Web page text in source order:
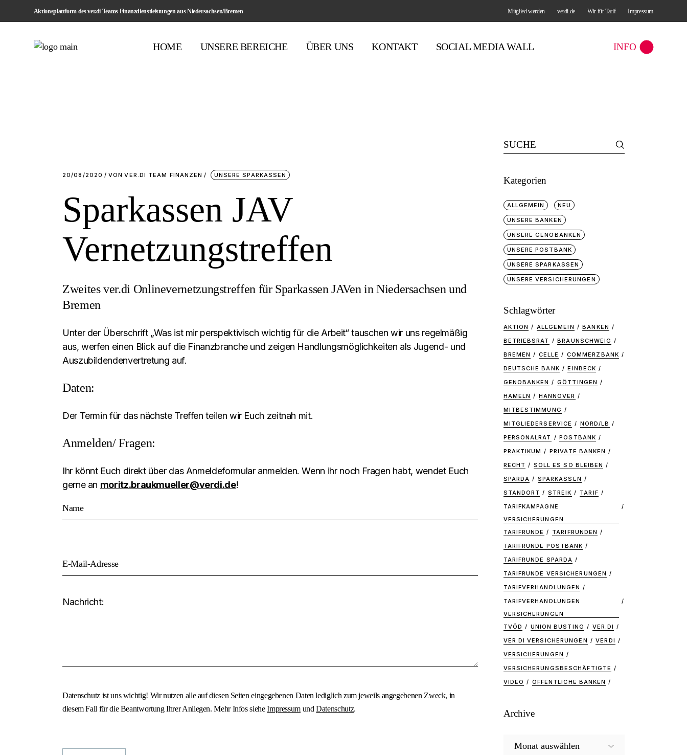
the
Aktionsplattform des ver.di Teams Finanzdienstleistungen aus Niedersachsen/Bremen Mitglied werden verdi.de Wir für Tarif Impressum
HOME UNSERE BEREICHE ÜBER UNS KONTAKT SOCIAL MEDIA WALL INFO
20/08/2020 VON VER.DI TEAM FINANZEN UNSERE SPARKASSEN
Sparkassen JAV
Vernetzungstreffen
Zweites ver.di Onlinevernetzungstreffen für Sparkassen JAVen in Niedersachsen und
Bremen
Unter der Überschrift „Was ist mir perspektivisch wichtig für die Arbeit“ tauschen wir uns regelmäßig
aus, werfen einen Blick auf die Finanzbranche und zeigen Handlungsmöglichkeiten als Jugend- und
Auszubildendenvertretung auf.
Daten:
Der Termin für das nächste Treffen teilen wir Euch zeitnah mit.
Anmelden/ Fragen:
Ihr könnt Euch direkt über das Anmeldeformular anmelden. Wenn ihr noch Fragen habt, wendet Euch
gerne an moritz.braukmueller@verdi.de!
Nachricht:
Datenschutz ist uns wichtig! Wir nutzen alle auf diesen Seiten eingegebenen Daten lediglich zum jeweils angegebenen Zweck, in
diesem Fall für die Beantwortung Ihrer Anliegen. Mehr Infos sieheImpressum undDatenschutz.
Search
for:
Kategorien
ALLGEMEIN NEU
UNSERE BANKEN
UNSERE GENOBANKEN
UNSERE POSTBANK
UNSERE SPARKASSEN
UNSERE VERSICHERUNGEN
Schlagwörter
AKTION ALLGEMEIN
BANKEN
BETRIEBSRAT
BRAUNSCHWEIG
BREMEN
CELLE
COMMERZBANK
DEUTSCHE BANK
EINBECK
GENOBANKEN
GÖTTINGEN
HAMELN
HANNOVER
MITBESTIMMUNG
MITGLIEDERSERVICE
NORD/LB
PERSONALRAT
POSTBANK
PRAKTIKUM
PRIVATE BANKEN
RECHT
SOLL ES SO BLEIBEN
SPARDA
SPARKASSEN
STANDORT
STREIK
TARIF
TARIFKAMPAGNE
VERSICHERUNGEN
TARIFRUNDE
TARIFRUNDEN
TARIFRUNDE POSTBANK
TARIFRUNDE SPARDA
TARIFRUNDE VERSICHERUNGEN
TARIFVERHANDLUNGEN
TARIFVERHANDLUNGEN
VERSICHERUNGEN
TVÖD
UNION BUSTING
VER.DI
VER.DI VERSICHERUNGEN
VERDI
VERSICHERUNGEN
VERSICHERUNGSBESCHÄFTIGTE
VIDEO
ÖFFENTLICHE BANKEN
Archive